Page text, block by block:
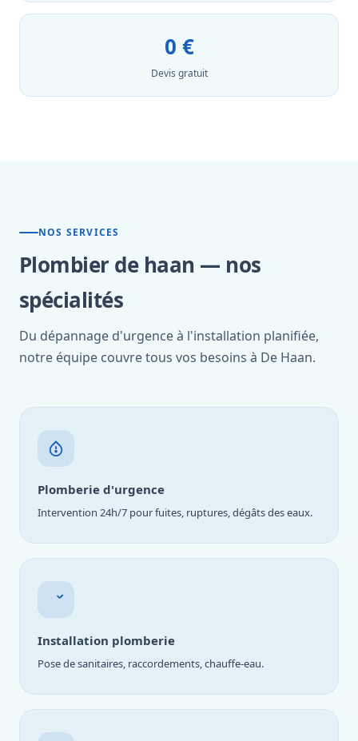
0 €
Devis gratuit
NOS SERVICES
Plombier de haan — nos
spécialités
Du dépannage d'urgence à l'installation planifiée,
notre équipe couvre tous vos besoins à De Haan.
Plomberie d'urgence
Intervention 24h/7 pour fuites, ruptures, dégâts des eaux.
Installation plomberie
Pose de sanitaires, raccordements, chauffe-eau.